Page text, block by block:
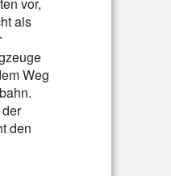
als
Weg
den